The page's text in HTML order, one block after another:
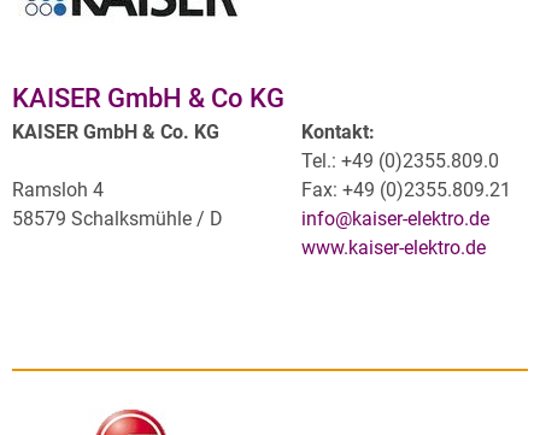
KAISER GmbH & Co KG
KAISER GmbH & Co. KG
Ramsloh 4
58579 Schalksmühle / D
Kontakt:
Tel.: +49 (0)2355.809.0
Fax: +49 (0)2355.809.21
info@kaiser-elektro.de
www.kaiser-elektro.de